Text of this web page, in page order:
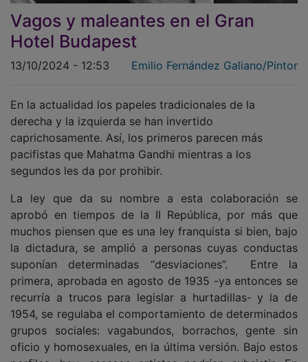
Vagos y maleantes en el Gran
Hotel Budapest
derecha y la izquierda se han invertido
caprichosamente. Así, los primeros parecen más
pacifistas que Mahatma Gandhi mientras a los
segundos les da por prohibir.
aprobó en tiempos de la II República, por más que
muchos piensen que es una ley franquista si bien, bajo
la dictadura, se amplió a personas cuyas conductas
suponían determinadas “desviaciones”. Entre la
primera, aprobada en agosto de 1935 -ya entonces se
recurría a trucos para legislar a hurtadillas- y la de
1954, se regulaba el comportamiento de determinados
grupos sociales: vagabundos, borrachos, gente sin
oficio y homosexuales, en la última versión. Bajo estos
perfiles, hoy, escasos artistas podrían subsistir. En